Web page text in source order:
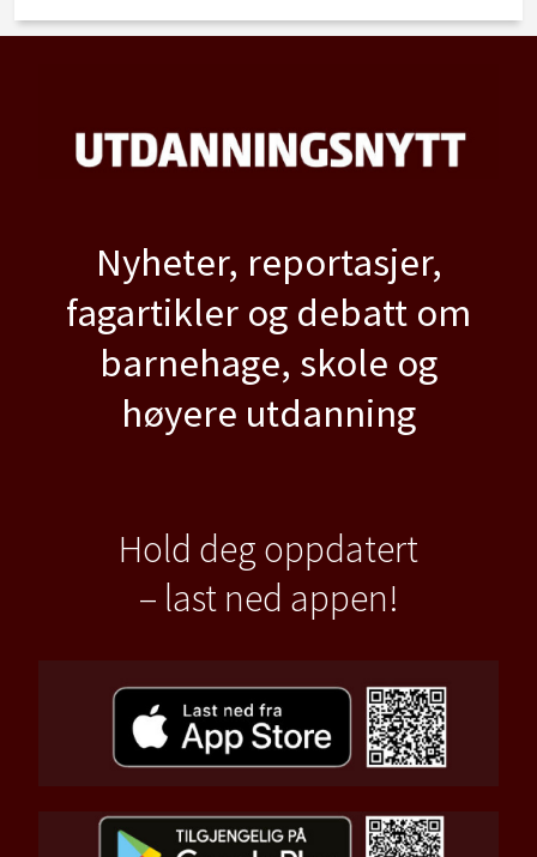
Nyheter, reportasjer,
fagartikler og debatt om
barnehage, skole og
høyere utdanning
Hold deg oppdatert
– last ned appen!